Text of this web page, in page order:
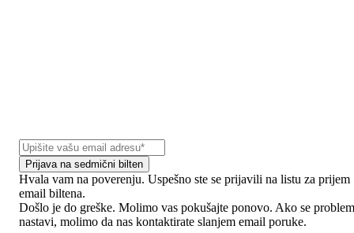
Prijava na sedmični bilten
Hvala vam na poverenju. Uspešno ste se prijavili na listu za prijem
email biltena.
Došlo je do greške. Molimo vas pokušajte ponovo. Ako se
nastavi, molimo da nas kontaktirate slanjem email poruke.